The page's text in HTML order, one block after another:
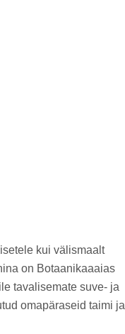
kui välismaalt
on Botaanikaaaias
tavalisemate suve- ja
omapäraseid taimi ja